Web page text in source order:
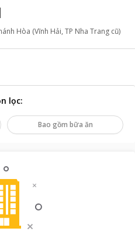
Hòa (Vĩnh Hải, TP Nha Trang cũ)
lọc:
Bao gồm bữa ăn